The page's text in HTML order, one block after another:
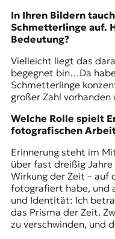
In Ihren Bildern
Schmetterlinge auf.
Bedeutung?
Vielleicht liegt das
begegnet bin…Da
Schmetterlinge
großer Zahl vorhanden
Welche Rolle spielt
fotografischen
Erinnerung steht im
über fast dreißig
Wirkung der Zeit – auf
fotografiert habe, und
und Identität: Ich
das Prisma der Zeit.
zu verschwinden, und